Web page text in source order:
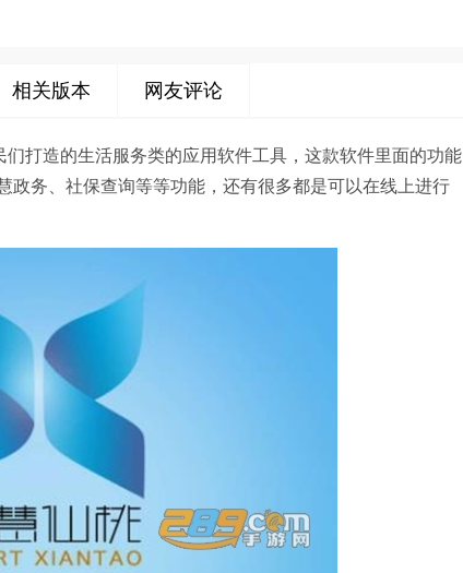
相关版本 网友评论
打造的生活服务类的应用软件工具，这款软件里面的功能
政务、社保查询等等功能，还有很多都是可以在线上进行